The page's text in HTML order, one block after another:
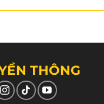
THÔNG